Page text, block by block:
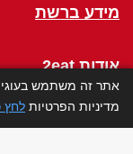
מידע ברשת
אודות 2eat
אתר זה משתמש
מדיניות הפרטיות לחץ